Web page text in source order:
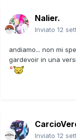
Nalier.
Inviato 12
andiamo... non mi
gardevoir in una
Inviato 12